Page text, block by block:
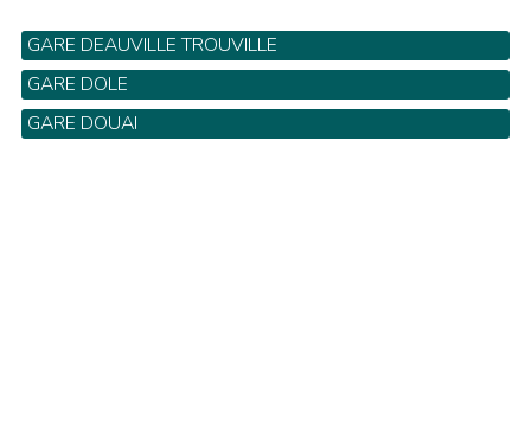
GARE DEAUVILLE TROUVILLE
GARE DOLE
GARE DOUAI